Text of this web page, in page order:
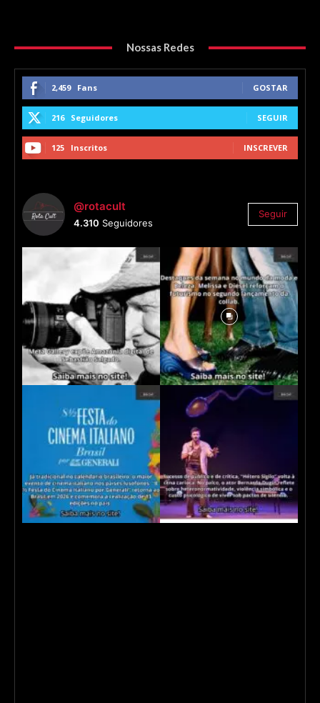
Nossas Redes
2,459 Fans GOSTAR
216 Seguidores SEGUIR
125 Inscritos INSCREVER
@rotacult
4.310 Seguidores
Seguir